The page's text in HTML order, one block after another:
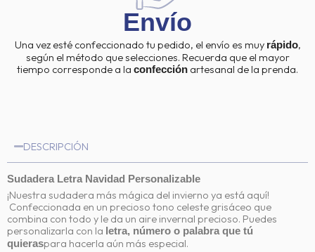
Envío
Una vez esté confeccionado tu pedido, el envío es muy rápido,
según el método que selecciones. Recuerda que el mayor
tiempo corresponde a la confección artesanal de la prenda.
DESCRIPCIÓN
Sudadera Letra Navidad Personalizable
¡Nuestra sudadera más mágica del invierno ya está aquí!
Confeccionada en un precioso tono celeste grisáceo que
combina con todo y le da un aire invernal precioso. Puedes
personalizarla con la letra, número o palabra que tú
quieraspara hacerla aún más especial.